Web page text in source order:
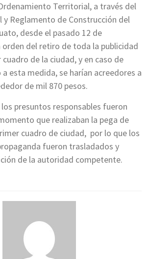
Territorial, a través del
Reglamento de Construcción del
desde el pasado 12 de
del retiro de toda la publicidad
de la ciudad, y en caso de
esta medida, se harían acreedores a
de mil 870 pesos.
presuntos responsables fueron
que realizaban la pega de
cuadro de ciudad, por lo que los
fueron trasladados y
de la autoridad competente.